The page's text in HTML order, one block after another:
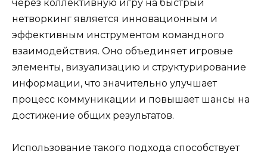
через коллективную игру на быстрый
нетворкинг является инновационным и
эффективным инструментом командного
взаимодействия. Оно объединяет игровые
элементы, визуализацию и структурирование
информации, что значительно улучшает
процесс коммуникации и повышает шансы на
достижение общих результатов.
Использование такого подхода способствует